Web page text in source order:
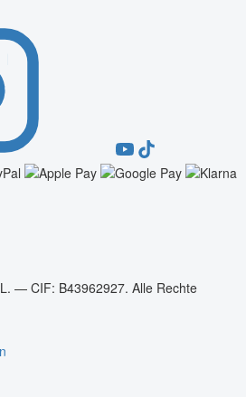
— CIF: B43962927. Alle Rechte